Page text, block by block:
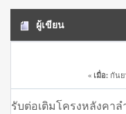
ผู้เขียน
เยี่ยมที่ตรัง ปี 2021 (อ่าน
« เมื่อ: กันย
รับต่อเติมโครงหลังค